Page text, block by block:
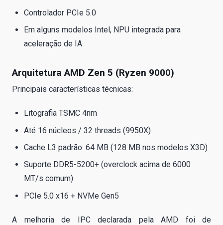
Controlador PCIe 5.0
Em alguns modelos Intel, NPU integrada para
aceleração de IA
Arquitetura AMD Zen 5 (Ryzen 9000)
Principais características técnicas:
Litografia TSMC 4nm
Até 16 núcleos / 32 threads (9950X)
Cache L3 padrão: 64 MB (128 MB nos modelos X3D)
Suporte DDR5-5200+ (overclock acima de 6000
MT/s comum)
PCIe 5.0 x16 + NVMe Gen5
A melhoria de IPC declarada pela AMD foi de